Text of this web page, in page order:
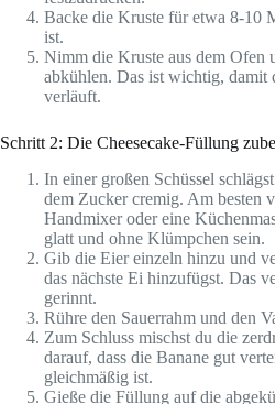
Backe die Kruste für etwa 8-10
ist.
Nimm die Kruste aus dem Ofen
abkühlen. Das ist wichtig, damit
verläuft.
Schritt 2: Die Cheesecake-Füllung
In einer großen Schüssel
dem Zucker cremig. Am besten
Handmixer oder eine
glatt und ohne Klümpchen sein.
Gib die Eier einzeln hinzu und
das nächste Ei hinzufügst. Das
gerinnt.
Rühre den Sauerrahm und den
Zum Schluss mischst du die
darauf, dass die Banane gut
gleichmäßig ist.
Gieße die Füllung auf die